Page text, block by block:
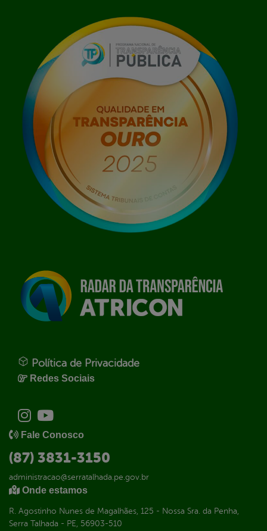
Política de Privacidade
Redes Sociais
Fale Conosco
(87) 3831-3150
administracao@serratalhada.pe.gov.br
Onde estamos
R. Agostinho Nunes de Magalhães, 125 - Nossa Sra. da Penha,
Serra Talhada - PE, 56903-510